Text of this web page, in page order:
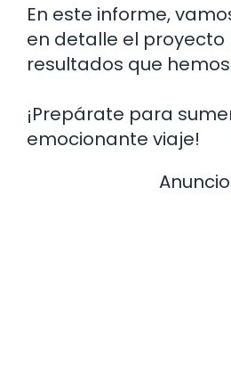
En este informe,
en detalle el proyecto
resultados que
¡Prepárate para
emocionante viaje!